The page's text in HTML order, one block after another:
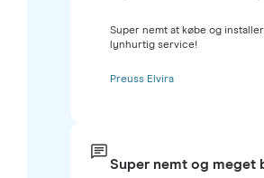
Super nemt at købe og
lynhurtig service!
Preuss Elvira
Super nemt og meget